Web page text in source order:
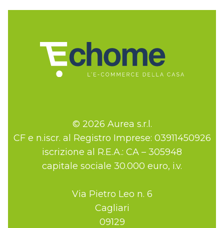
© 2026 Aurea s.r.l.
CF e n.iscr. al Registro Imprese: 03911450926
iscrizione al R.E.A.: CA – 305948
capitale sociale 30.000 euro, i.v.
Via Pietro Leo n. 6
Cagliari
09129